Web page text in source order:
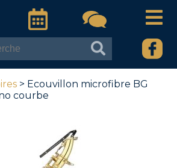
> Ecouvillon microfibre BG
courbe